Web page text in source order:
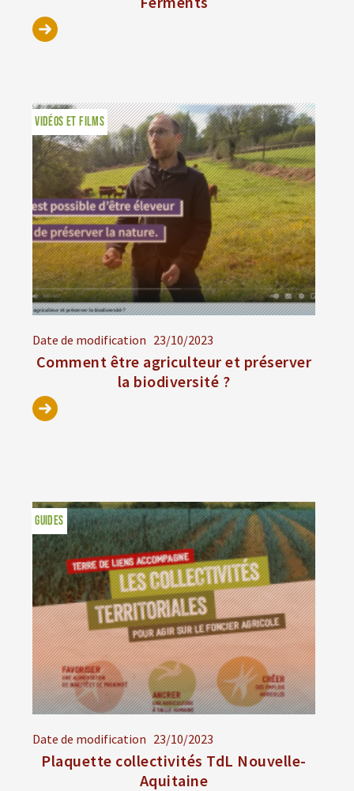
Date de modification 23/10/2023
Comment être agriculteur et préserver
la biodiversité ?
VIDÉOS ET FILMS
Date de modification 23/10/2023
Plaquette collectivités TdL Nouvelle-
Aquitaine
GUIDES